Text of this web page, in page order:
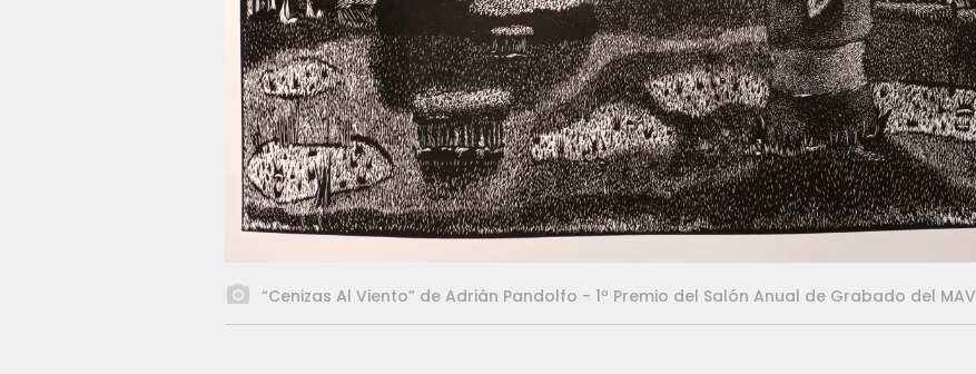
“Cenizas Al Viento” de Adrián Pandolfo - 1º Premio del Salón Anual de Grabado del MAV